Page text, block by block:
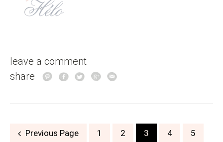
leave a comment
share
Posts
Previous Page 1 2 3 4 5